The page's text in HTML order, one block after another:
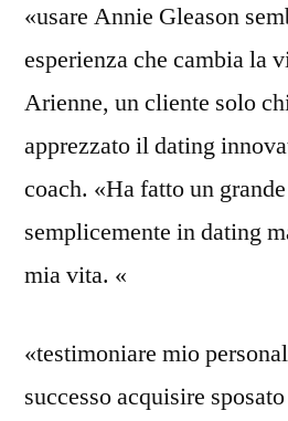
«usare Annie Gleason
esperienza che cambia la
Arienne, un cliente solo
apprezzato il dating
coach. «Ha fatto un
semplicemente in dating
mia vita. «
«testimoniare mio
successo acquisire